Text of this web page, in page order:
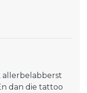
allerbelabberst
dan die tattoo